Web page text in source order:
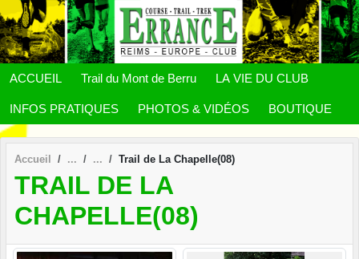
ACCUEIL Trail du Mont de Berru LA VIE DU CLUB
INFOS PRATIQUES PHOTOS & VIDÉOS BOUTIQUE
Accueil Trail de La Chapelle(08)
TRAIL DE LA
CHAPELLE(08)
Panneau de gestion des cookies